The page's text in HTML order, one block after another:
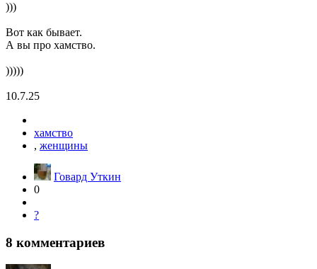
)))
Вот как бывает.
А вы про хамство.
)))))
10.7.25
хамство
, женщины
Говард Уткин
0
?
8 комментариев